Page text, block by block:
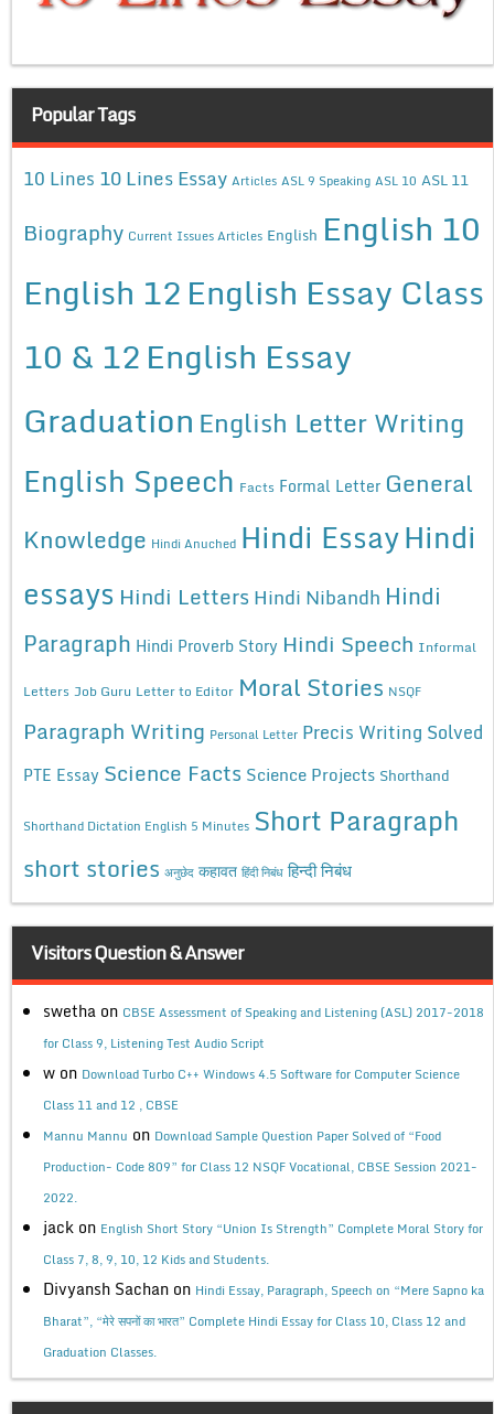
Popular Tags
10 Lines 10 Lines Essay Articles ASL 9 Speaking ASL 10 ASL 11
Biography Current Issues Articles English English 10
English 12English Essay Class
10 & 12English Essay
Graduation English Letter Writing
English Speech Facts Formal Letter General
Knowledge Hindi Anuched Hindi EssayHindi
essays Hindi Letters Hindi Nibandh Hindi
Paragraph Hindi Proverb Story Hindi Speech Informal
Letters Job Guru Letter to Editor Moral Stories NSQF
Paragraph Writing Personal Letter Precis Writing Solved
PTE Essay Science Facts Science Projects Shorthand
Shorthand Dictation English 5 Minutes Short Paragraph
short stories अनुछेद कहावत हिंदी निबंध हिन्दी निबंध
Visitors Question & Answer
swetha on CBSE Assessment of Speaking and Listening (ASL) 2017-2018
for Class 9, Listening Test Audio Script
w on Download Turbo C++ Windows 4.5 Software for Computer Science
Class 11 and 12 , CBSE
Mannu Mannu on Download Sample Question Paper Solved of “Food
Production- Code 809” for Class 12 NSQF Vocational, CBSE Session 2021-
2022.
jack on English Short Story “Union Is Strength” Complete Moral Story for
Class 7, 8, 9, 10, 12 Kids and Students.
Divyansh Sachan on Hindi Essay, Paragraph, Speech on “Mere Sapno ka
Bharat”, “मेरे सपनों का भारत” Complete Hindi Essay for Class 10, Class 12 and
Graduation Classes.